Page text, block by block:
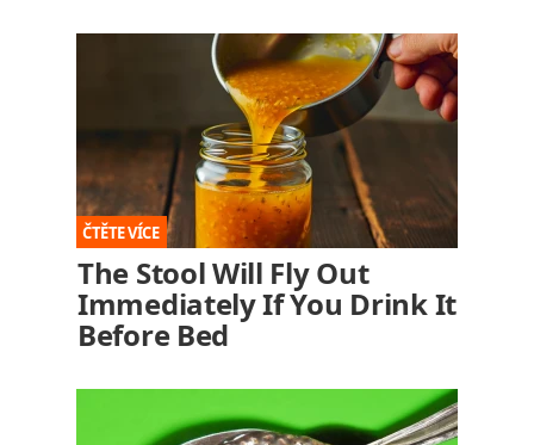
The Stool Will Fly Out
Immediately If You Drink It
Before Bed